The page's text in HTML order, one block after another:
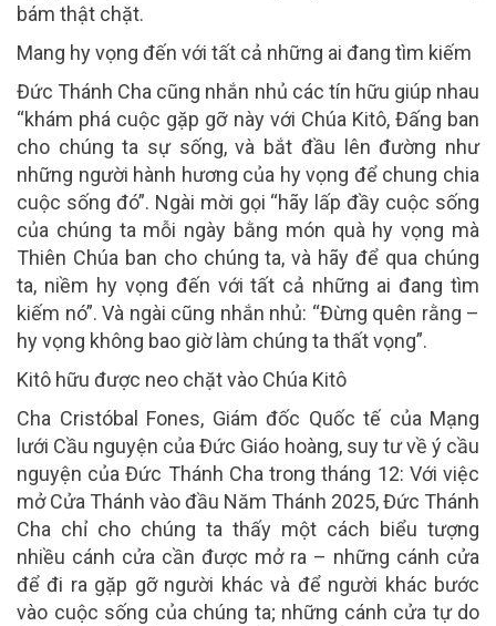
bám thật chặt.
Mang hy vọng đến với tất cả những ai đang tìm kiếm
Đức Thánh Cha cũng nhắn nhủ các tín hữu giúp nhau
“khám phá cuộc gặp gỡ này với Chúa Kitô, Đấng ban
cho chúng ta sự sống, và bắt đầu lên đường như
những người hành hương của hy vọng để chung chia
cuộc sống đó”. Ngài mời gọi “hãy lấp đầy cuộc sống
của chúng ta mỗi ngày bằng món quà hy vọng mà
Thiên Chúa ban cho chúng ta, và hãy để qua chúng
ta, niềm hy vọng đến với tất cả những ai đang tìm
kiếm nó”. Và ngài cũng nhắn nhủ: “Đừng quên rằng –
hy vọng không bao giờ làm chúng ta thất vọng”.
Kitô hữu được neo chặt vào Chúa Kitô
Cha Cristóbal Fones, Giám đốc Quốc tế của Mạng
lưới Cầu nguyện của Đức Giáo hoàng, suy tư về ý cầu
nguyện của Đức Thánh Cha trong tháng 12: Với việc
mở Cửa Thánh vào đầu Năm Thánh 2025, Đức Thánh
Cha chỉ cho chúng ta thấy một cách biểu tượng
nhiều cánh cửa cần được mở ra – những cánh cửa
để đi ra gặp gỡ người khác và để người khác bước
vào cuộc sống của chúng ta; những cánh cửa tự do